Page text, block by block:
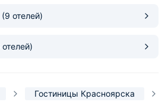
(9 отелей)
отелей)
Гостиницы Красноярска